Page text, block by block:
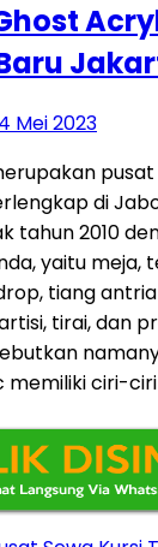
Mei 2023
di
tahun 2010
yaitu meja,
tiang
tirai, dan
memiliki ciri-